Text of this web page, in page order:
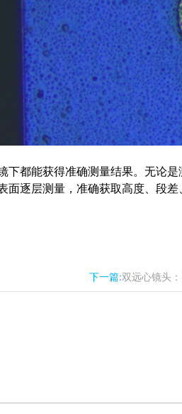
都能获得准确测量结果。无论
逐层测量，准确获取高度、段
下一篇:双远心镜头